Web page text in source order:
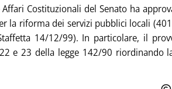
Costituzionali del Senato ha
la riforma dei servizi pubblici locali
14/12/99). In particolare, il
e 23 della legge 142/90 riordinando